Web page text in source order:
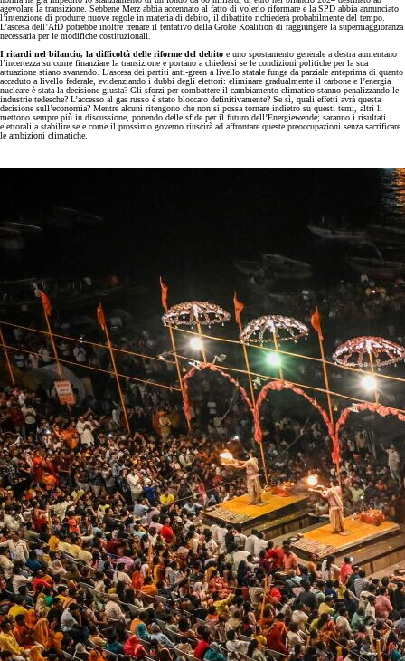
agevolare la transizione. Sebbene Merz abbia accennato al fatto di volerlo riformare e la SPD abbia annunciato
l’intenzione di produrre nuove regole in materia di debito, il dibattito richiederà probabilmente del tempo.
L’ascesa dell’AfD potrebbe inoltre frenare il tentativo della Große Koalition di raggiungere la supermaggioranza
necessaria per le modifiche costituzionali.
I ritardi nel bilancio, la difficoltà delle riforme del debito e uno spostamento generale a destra aumentano
l’incertezza su come finanziare la transizione e portano a chiedersi se le condizioni politiche per la sua
attuazione stiano svanendo. L’ascesa dei partiti anti-green a livello statale funge da parziale anteprima di quanto
accaduto a livello federale, evidenziando i dubbi degli elettori: eliminare gradualmente il carbone e l’energia
nucleare è stata la decisione giusta? Gli sforzi per combattere il cambiamento climatico stanno penalizzando le
industrie tedesche? L’accesso al gas russo è stato bloccato definitivamente? Se sì, quali effetti avrà questa
decisione sull’economia? Mentre alcuni ritengono che non si possa tornare indietro su questi temi, altri li
mettono sempre più in discussione, ponendo delle sfide per il futuro dell’Energiewende; saranno i risultati
elettorali a stabilire se e come il prossimo governo riuscirà ad affrontare queste preoccupazioni senza sacrificare
le ambizioni climatiche.